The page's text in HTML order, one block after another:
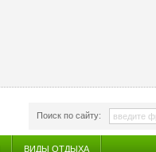
Поиск по сайту:
ВИДЫ ОТДЫХА